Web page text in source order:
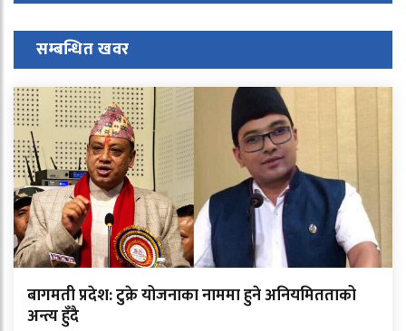
सम्बन्धित खवर
बागमती प्रदेश: टुक्रे योजनाका नाममा हुने अनियमितताको
अन्त्य हुँदै